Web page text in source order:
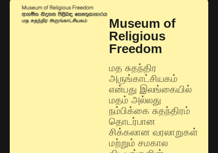
Museum of
Religious
Freedom
மத சுதந்திர
அருங்காட்சியகம்
என்பது இலங்கையில்
மதம் அல்லது
நம்பிக்கை சுதந்திரம்
தொடர்பான
சிக்கலான வரலாறுகள்
மற்றும் சமகால